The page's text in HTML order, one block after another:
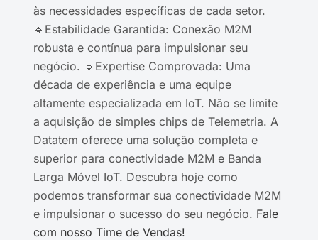
às necessidades específicas de cada setor.
🔹Estabilidade Garantida: Conexão M2M
robusta e contínua para impulsionar seu
negócio. 🔹Expertise Comprovada: Uma
década de experiência e uma equipe
altamente especializada em IoT. Não se limite
a aquisição de simples chips de Telemetria. A
Datatem oferece uma solução completa e
superior para conectividade M2M e Banda
Larga Móvel IoT. Descubra hoje como
podemos transformar sua conectividade M2M
e impulsionar o sucesso do seu negócio. Fale
com nosso Time de Vendas!